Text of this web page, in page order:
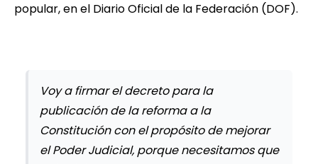
popular, en el Diario Oficial de la Federación (DOF).
Voy a firmar el decreto para la
publicación de la reforma a la
Constitución con el propósito de mejorar
el Poder Judicial, porque necesitamos que